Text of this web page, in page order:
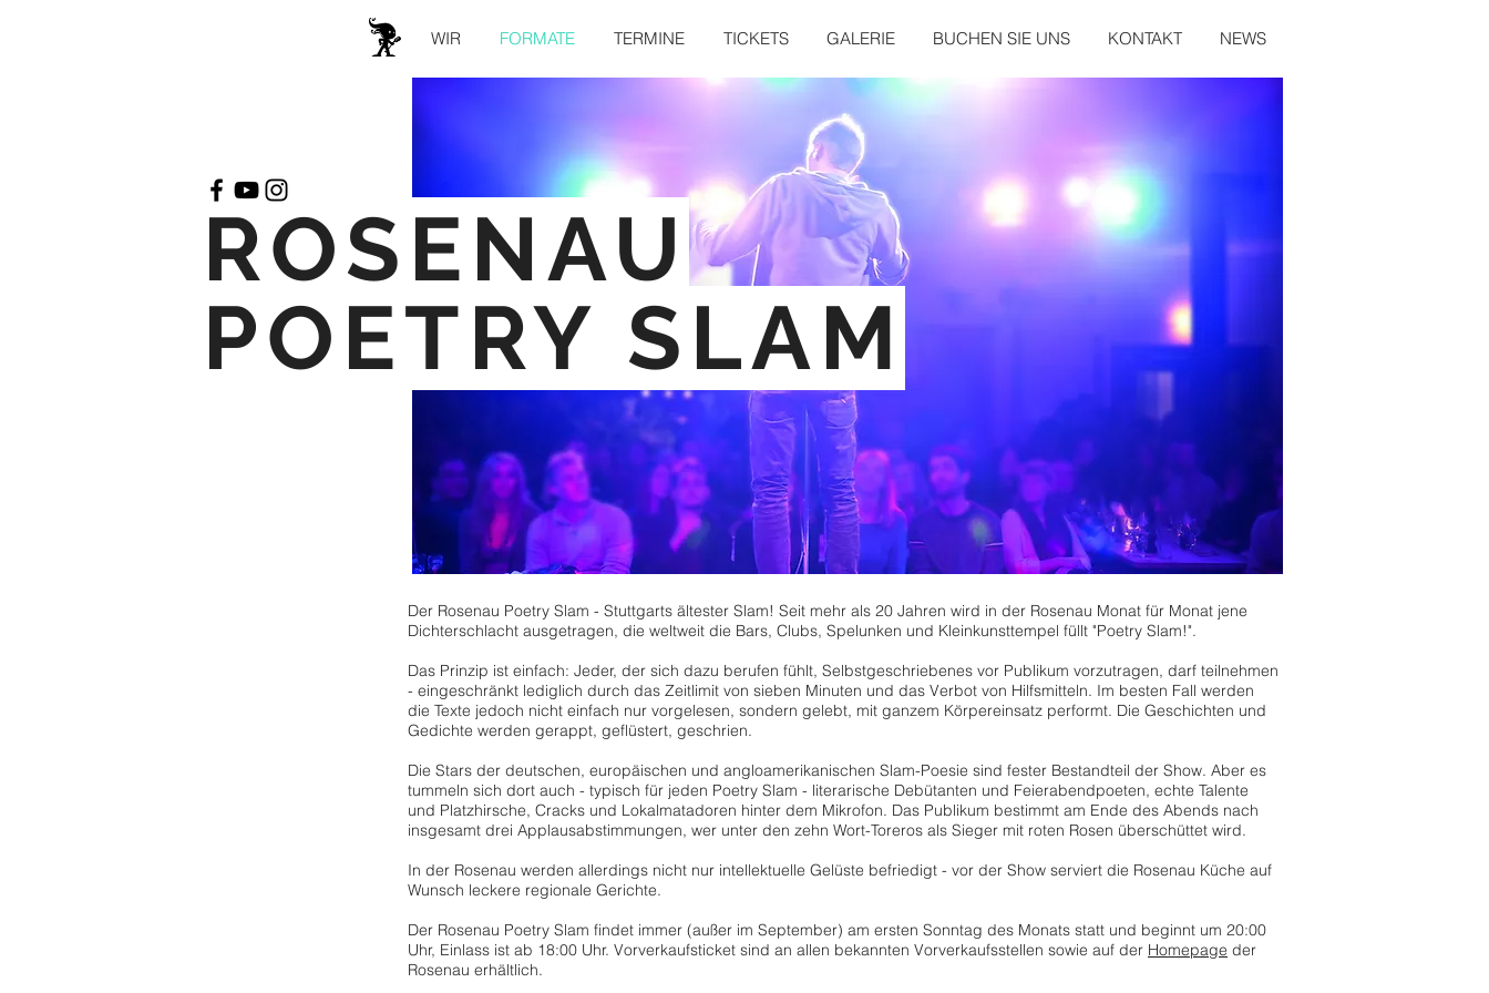
WIR FORMATE TERMINE TICKETS GALERIE BUCHEN SIE UNS KONTAKT NEWS
ROSENAU
POETRY SLAM
Der Rosenau Poetry Slam - Stuttgarts ältester Slam! Seit mehr als 20 Jahren wird in der Rosenau Monat für Monat jene
Dichterschlacht ausgetragen, die weltweit die Bars, Clubs, Spelunken und Kleinkunsttempel füllt "Poetry Slam!".
Das Prinzip ist einfach: Jeder, der sich dazu berufen fühlt, Selbstgeschriebenes vor Publikum vorzutragen, darf teilnehmen
- eingeschränkt lediglich durch das Zeitlimit von sieben Minuten und das Verbot von Hilfsmitteln. Im besten Fall werden
die Texte jedoch nicht einfach nur vorgelesen, sondern gelebt, mit ganzem Körpereinsatz performt. Die Geschichten und
Gedichte werden gerappt, geflüstert, geschrien.
Die Stars der deutschen, europäischen und angloamerikanischen Slam-Poesie sind fester Bestandteil der Show. Aber es
tummeln sich dort auch - typisch für jeden Poetry Slam - literarische Debütanten und Feierabendpoeten, echte Talente
und Platzhirsche, Cracks und Lokalmatadoren hinter dem Mikrofon. Das Publikum bestimmt am Ende des Abends nach
insgesamt drei Applausabstimmungen, wer unter den zehn Wort-Toreros als Sieger mit roten Rosen überschüttet wird.
In der Rosenau werden allerdings nicht nur intellektuelle Gelüste befriedigt - vor der Show serviert die Rosenau Küche auf
Wunsch leckere regionale Gerichte.
Der Rosenau Poetry Slam findet immer (außer im September) am ersten Sonntag des Monats statt und beginnt um 20:00
Uhr, Einlass ist ab 18:00 Uhr. Vorverkaufsticket sind an allen bekannten Vorverkaufsstellen sowie auf der Homepage der
Rosenau erhältlich.